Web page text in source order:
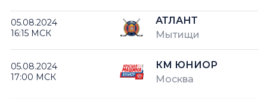
05.08.2024
16:15 МСК
АТЛАНТ
Мытищи
05.08.2024
17:00 МСК
КМ ЮНИОР
Москва